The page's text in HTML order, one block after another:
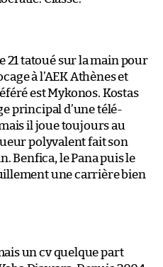
21 tatoué sur la main pour
à l’AEK Athènes et
est Mykonos. Kostas
principal d’une télé-
il joue toujours au
polyvalent fait son
Benfica, le Pana puis le
une carrière bien
un cv quelque part